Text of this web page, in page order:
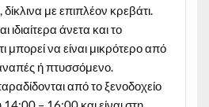
δίκλινα με επιπλέον κρεβάτι.
ιδιαίτερα άνετα και το
μπορεί να είναι μικρότερο από
ή πτυσσόμενο.
από το ξενοδοχείο